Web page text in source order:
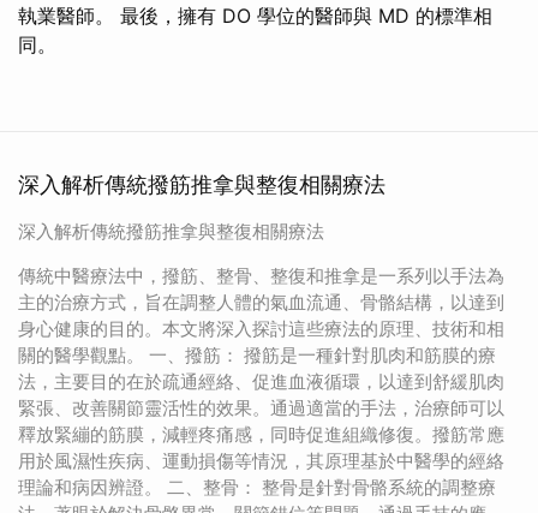
執業醫師。 最後，擁有 DO 學位的醫師與 MD 的標準相
同。
深入解析傳統撥筋推拿與整復相關療法
深入解析傳統撥筋推拿與整復相關療法
傳統中醫療法中，撥筋、整骨、整復和推拿是一系列以手法為
主的治療方式，旨在調整人體的氣血流通、骨骼結構，以達到
身心健康的目的。本文將深入探討這些療法的原理、技術和相
關的醫學觀點。 一、撥筋： 撥筋是一種針對肌肉和筋膜的療
法，主要目的在於疏通經絡、促進血液循環，以達到舒緩肌肉
緊張、改善關節靈活性的效果。通過適當的手法，治療師可以
釋放緊繃的筋膜，減輕疼痛感，同時促進組織修復。撥筋常應
用於風濕性疾病、運動損傷等情況，其原理基於中醫學的經絡
理論和病因辨證。 二、整骨： 整骨是針對骨骼系統的調整療